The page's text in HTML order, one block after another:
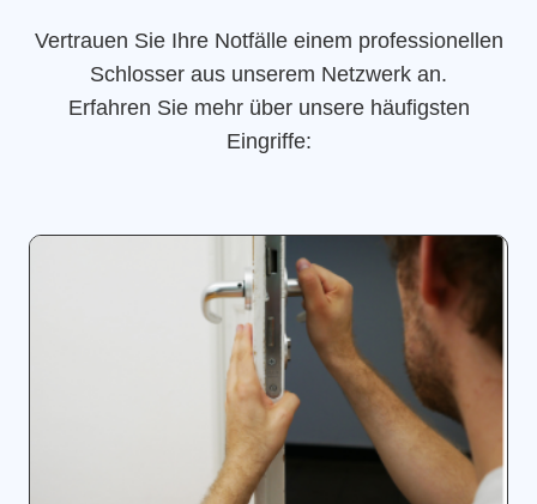
Vertrauen Sie Ihre Notfälle einem professionellen
Schlosser aus unserem Netzwerk an.
Erfahren Sie mehr über unsere häufigsten
Eingriffe: